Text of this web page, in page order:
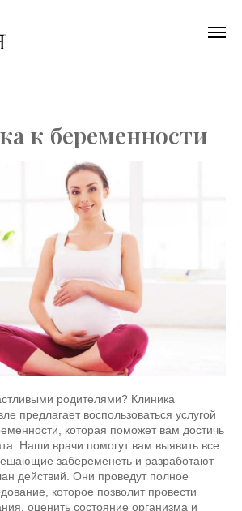
к беременности
родителями? Клиника
предлагает воспользоваться услугой
которая поможет вам достичь
Наши врачи помогут вам выявить все
забеременеть и разработают
действий. Они проведут полное
которое позволит провести
оценить состояние организма и